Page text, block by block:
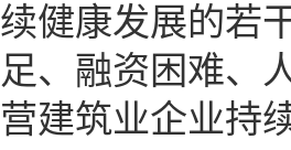
续健康发展的若
足、融资困难、
营建筑业企业持